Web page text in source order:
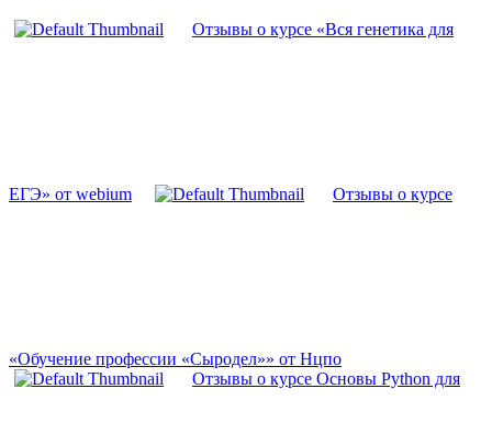
Отзывы о курсе «Вся генетика для
ЕГЭ» от webium Отзывы о курсе
«Обучение профессии «Сыродел»» от Нцпо
Отзывы о курсе Основы Python для